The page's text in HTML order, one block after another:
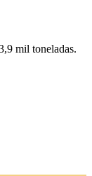
mil toneladas.